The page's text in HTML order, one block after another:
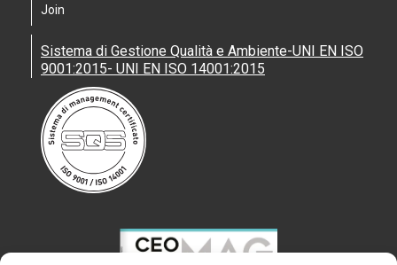
Join
Sistema di Gestione Qualità e Ambiente-UNI EN ISO
9001:2015- UNI EN ISO 14001:2015